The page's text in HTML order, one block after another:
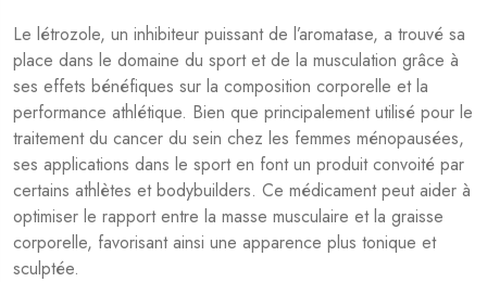
Le létrozole, un inhibiteur puissant de l’aromatase, a trouvé sa
place dans le domaine du sport et de la musculation grâce à
ses effets bénéfiques sur la composition corporelle et la
performance athlétique. Bien que principalement utilisé pour le
traitement du cancer du sein chez les femmes ménopausées,
ses applications dans le sport en font un produit convoité par
certains athlètes et bodybuilders. Ce médicament peut aider à
optimiser le rapport entre la masse musculaire et la graisse
corporelle, favorisant ainsi une apparence plus tonique et
sculptée.